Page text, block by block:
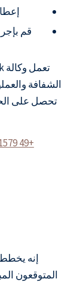
قم
الشفافة
تحصل على
+49 1579 2497112 +49 89 38169101
إنه
المتوقعون